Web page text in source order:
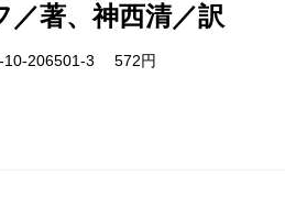
／著、神西清／訳
10-206501-3 572円